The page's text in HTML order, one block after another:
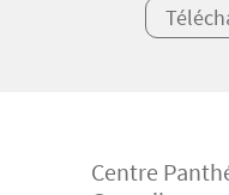
Centre